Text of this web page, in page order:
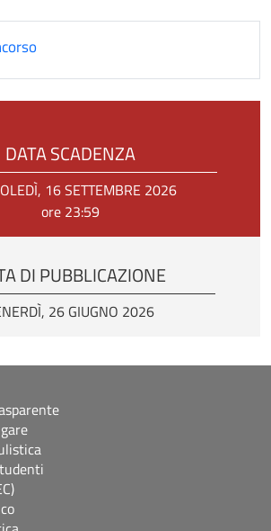
DATA SCADENZA
16 SETTEMBRE 2026
ore 23:59
DI PUBBLICAZIONE
26 GIUGNO 2026